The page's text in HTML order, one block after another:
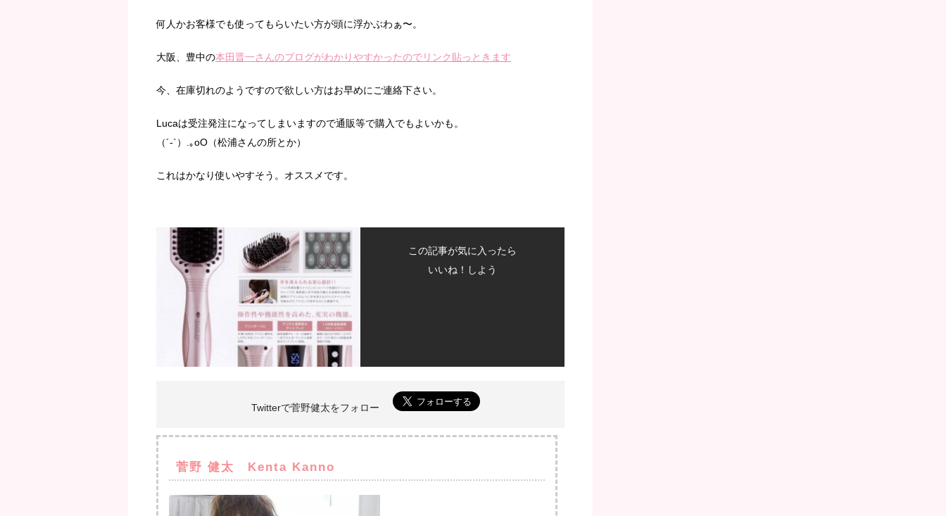
何人かお客様でも使ってもらいたい方が頭に浮かぶわぁ〜。
大阪、豊中の本田晋一さんのブログがわかりやすかったのでリンク貼っときます
今、在庫切れのようですので欲しい方はお早めにご連絡下さい。
Lucaは受注発注になってしまいますので通販等で購入でもよいかも。
（´-`）.｡oO（松浦さんの所とか）
これはかなり使いやすそう。オススメです。
この記事が気に入ったら
いいね！しよう
Twitterで菅野健太をフォロー
菅野 健太 Kenta Kanno